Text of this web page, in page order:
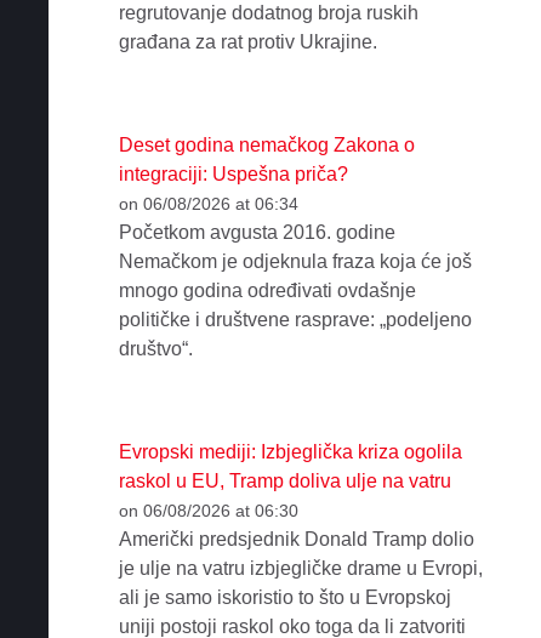
regrutovanje dodatnog broja ruskih
građana za rat protiv Ukrajine.
Deset godina nemačkog Zakona o
integraciji: Uspešna priča?
on 06/08/2026 at 06:34
Početkom avgusta 2016. godine
Nemačkom je odjeknula fraza koja će još
mnogo godina određivati ovdašnje
političke i društvene rasprave: „podeljeno
društvo“.
Evropski mediji: Izbjeglička kriza ogolila
raskol u EU, Tramp doliva ulje na vatru
on 06/08/2026 at 06:30
Američki predsjednik Donald Tramp dolio
je ulje na vatru izbjegličke drame u Evropi,
ali je samo iskoristio to što u Evropskoj
uniji postoji raskol oko toga da li zatvoriti